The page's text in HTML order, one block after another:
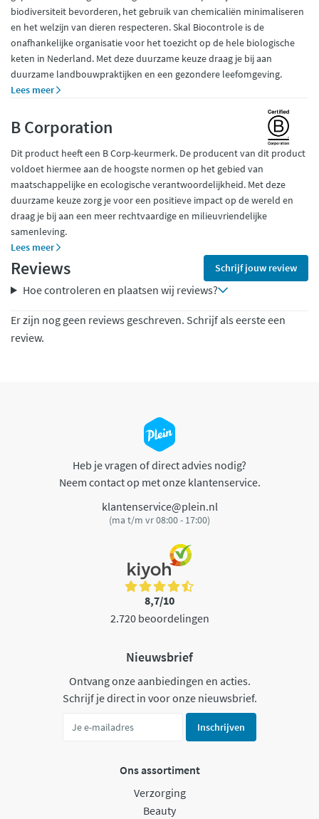
biodiversiteit bevorderen, het gebruik van chemicaliën minimaliseren
en het welzijn van dieren respecteren. Skal Biocontrole is de
onafhankelijke organisatie voor het toezicht op de hele biologische
keten in Nederland. Met deze duurzame keuze draag je bij aan
duurzame landbouwpraktijken en een gezondere leefomgeving.
Lees meer
B Corporation
Dit product heeft een B Corp-keurmerk. De producent van dit product
voldoet hiermee aan de hoogste normen op het gebied van
maatschappelijke en ecologische verantwoordelijkheid. Met deze
duurzame keuze zorg je voor een positieve impact op de wereld en
draag je bij aan een meer rechtvaardige en milieuvriendelijke
samenleving.
Lees meer
Reviews Schrijf jouw review
Hoe controleren en plaatsen wij reviews?
Er zijn nog geen reviews geschreven. Schrijf als eerste een
review.
Heb je vragen of direct advies nodig?
Neem contact op met onze klantenservice.
klantenservice@plein.nl
(ma t/m vr 08:00 - 17:00)
8,7/10
2.720 beoordelingen
Nieuwsbrief
Ontvang onze aanbiedingen en acties.
Schrijf je direct in voor onze nieuwsbrief.
Inschrijven
Ons assortiment
Verzorging
Beauty